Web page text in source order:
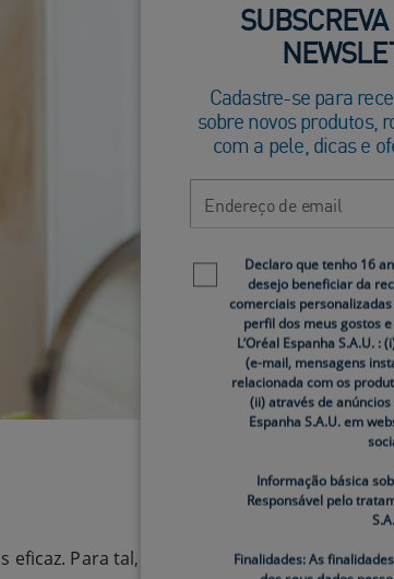
Para tal, observe as características
Cadastre-se para
sobre novos produtos,
com a pele, dicas e
Newsletter policy
Declaro que tenho 16
desejo beneficiar da
comerciais
perfil dos meus gostos
L’Oréal Espanha S.A.U.
(e-mail, mensagens
relacionada com os
(ii) através de anúncios
Espanha S.A.U. em
Informação básica
Responsável pelo
Finalidades: As